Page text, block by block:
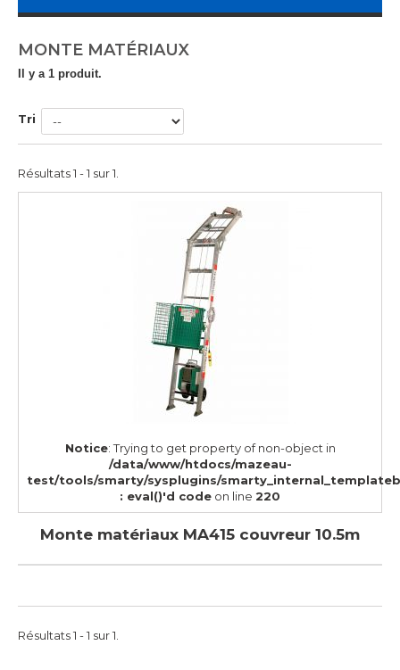
MONTE MATÉRIAUX
Il y a 1 produit.
Tri
Résultats 1 - 1 sur 1.
Notice: Trying to get property of non-object in
/data/www/htdocs/mazeau-
test/tools/smarty/sysplugins/
: eval()'d code on line 220
Monte matériaux MA415 couvreur 10.5m
Résultats 1 - 1 sur 1.